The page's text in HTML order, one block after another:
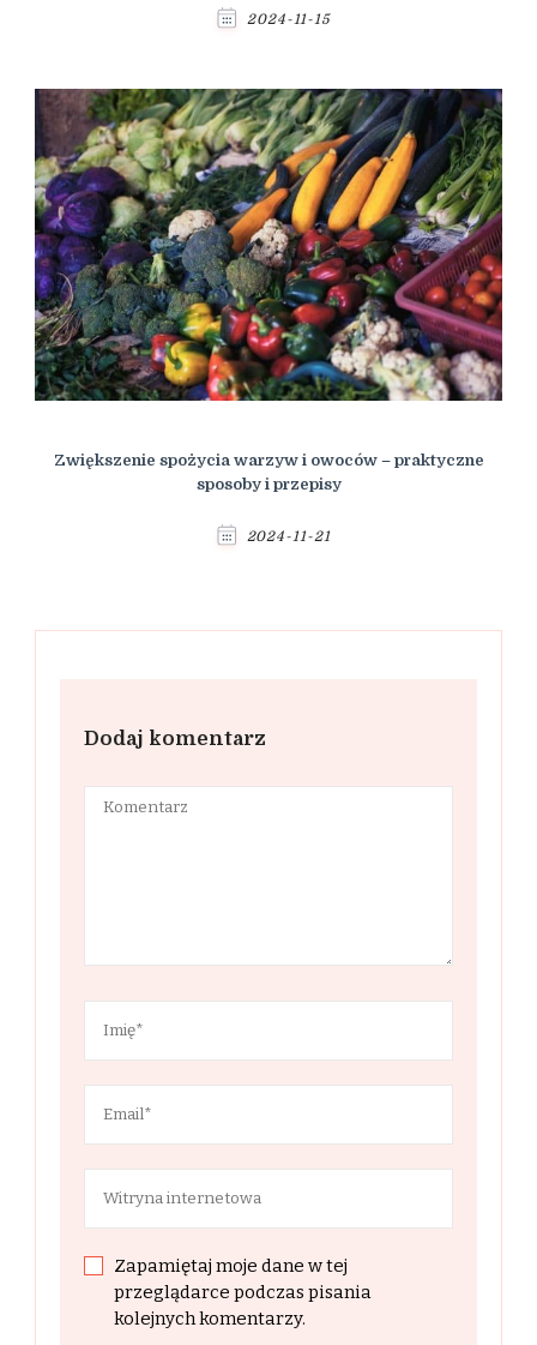
2024-11-15
Zwiększenie spożycia warzyw i owoców – praktyczne
sposoby i przepisy
2024-11-21
Dodaj komentarz
Zapamiętaj moje dane w tej
przeglądarce podczas pisania
kolejnych komentarzy.